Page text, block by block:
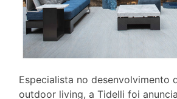
Especialista no desenvolvimento
outdoor living, a Tidelli foi